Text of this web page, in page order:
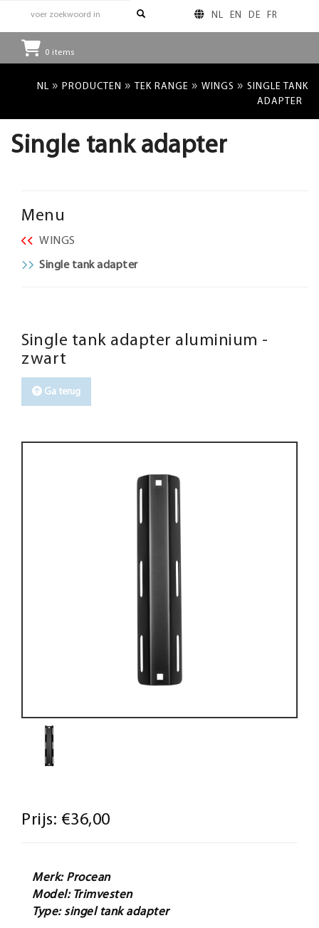
NL EN DE FR
0 items
NL » PRODUCTEN » TEK RANGE » WINGS » SINGLE TANK
ADAPTER
Single tank adapter
Menu
WINGS
Single tank adapter
Single tank adapter aluminium -
zwart
Ga terug
Prijs: €36,00
Merk: Procean
Model: Trimvesten
Type: singel tank adapter